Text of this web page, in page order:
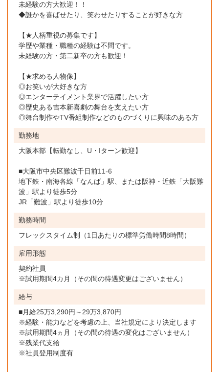
未経験の方大歓迎！！
◆誰かを喜ばせたり、笑わせたりすることが好きな方
【★人柄重視の募集です】
学歴や業種・職種の経験は不問です。
未経験の方・第二新卒の方も歓迎！
【★求める人物像】
◎お笑いが大好きな方
◎エンターテイメント業界で活躍したい方
◎歴史ある吉本新喜劇の舞台を支えたい方
◎舞台制作やTV番組制作などのものづくりに興味のある方
勤務地
大阪本部【転勤なし、U・Iターン歓迎】
■大阪市中央区難波千日前11-6
地下鉄・南海各線「なんば」駅、または阪神・近鉄「大阪難
波」駅より徒歩5分
JR「難波」駅より徒歩10分
勤務時間
フレックスタイム制（1日あたりの標準労働時間8時間）
雇用形態
契約社員
※試用期間4カ月（その間の待遇変更はございません）
給与
■月給25万3,290円～29万3,870円
※経験・能力などを考慮の上、当社規定により決定します
※試用期間4ヵ月（その間の待遇の変化はございません）
※残業代支給
※社員登用制度有